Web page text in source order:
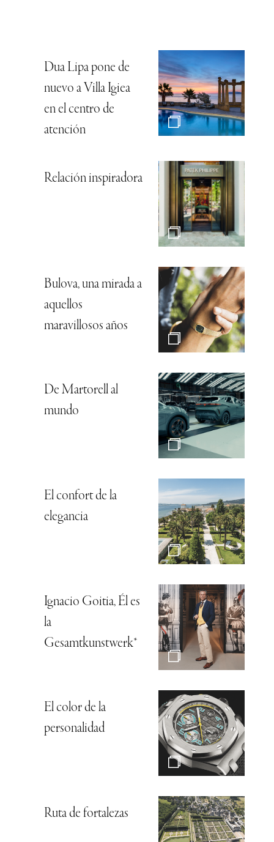
Dua Lipa pone de
nuevo a Villa Igiea
en el centro de
atención
Relación inspiradora
Bulova, una mirada a
aquellos
maravillosos años
De Martorell al
mundo
El confort de la
elegancia
Ignacio Goitia, Él es
la
Gesamtkunstwerk*
El color de la
personalidad
Ruta de fortalezas